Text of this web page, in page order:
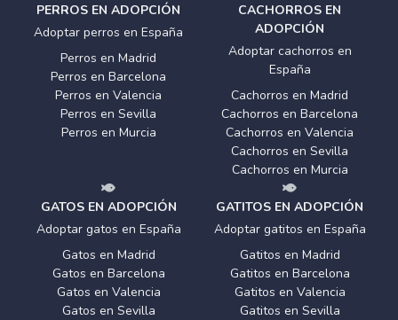
PERROS EN ADOPCIÓN
Adoptar perros en España
Perros en Madrid
Perros en Barcelona
Perros en Valencia
Perros en Sevilla
Perros en Murcia
CACHORROS EN
ADOPCIÓN
Adoptar cachorros en
España
Cachorros en Madrid
Cachorros en Barcelona
Cachorros en Valencia
Cachorros en Sevilla
Cachorros en Murcia
GATOS EN ADOPCIÓN
Adoptar gatos en España
Gatos en Madrid
Gatos en Barcelona
Gatos en Valencia
Gatos en Sevilla
GATITOS EN ADOPCIÓN
Adoptar gatitos en España
Gatitos en Madrid
Gatitos en Barcelona
Gatitos en Valencia
Gatitos en Sevilla